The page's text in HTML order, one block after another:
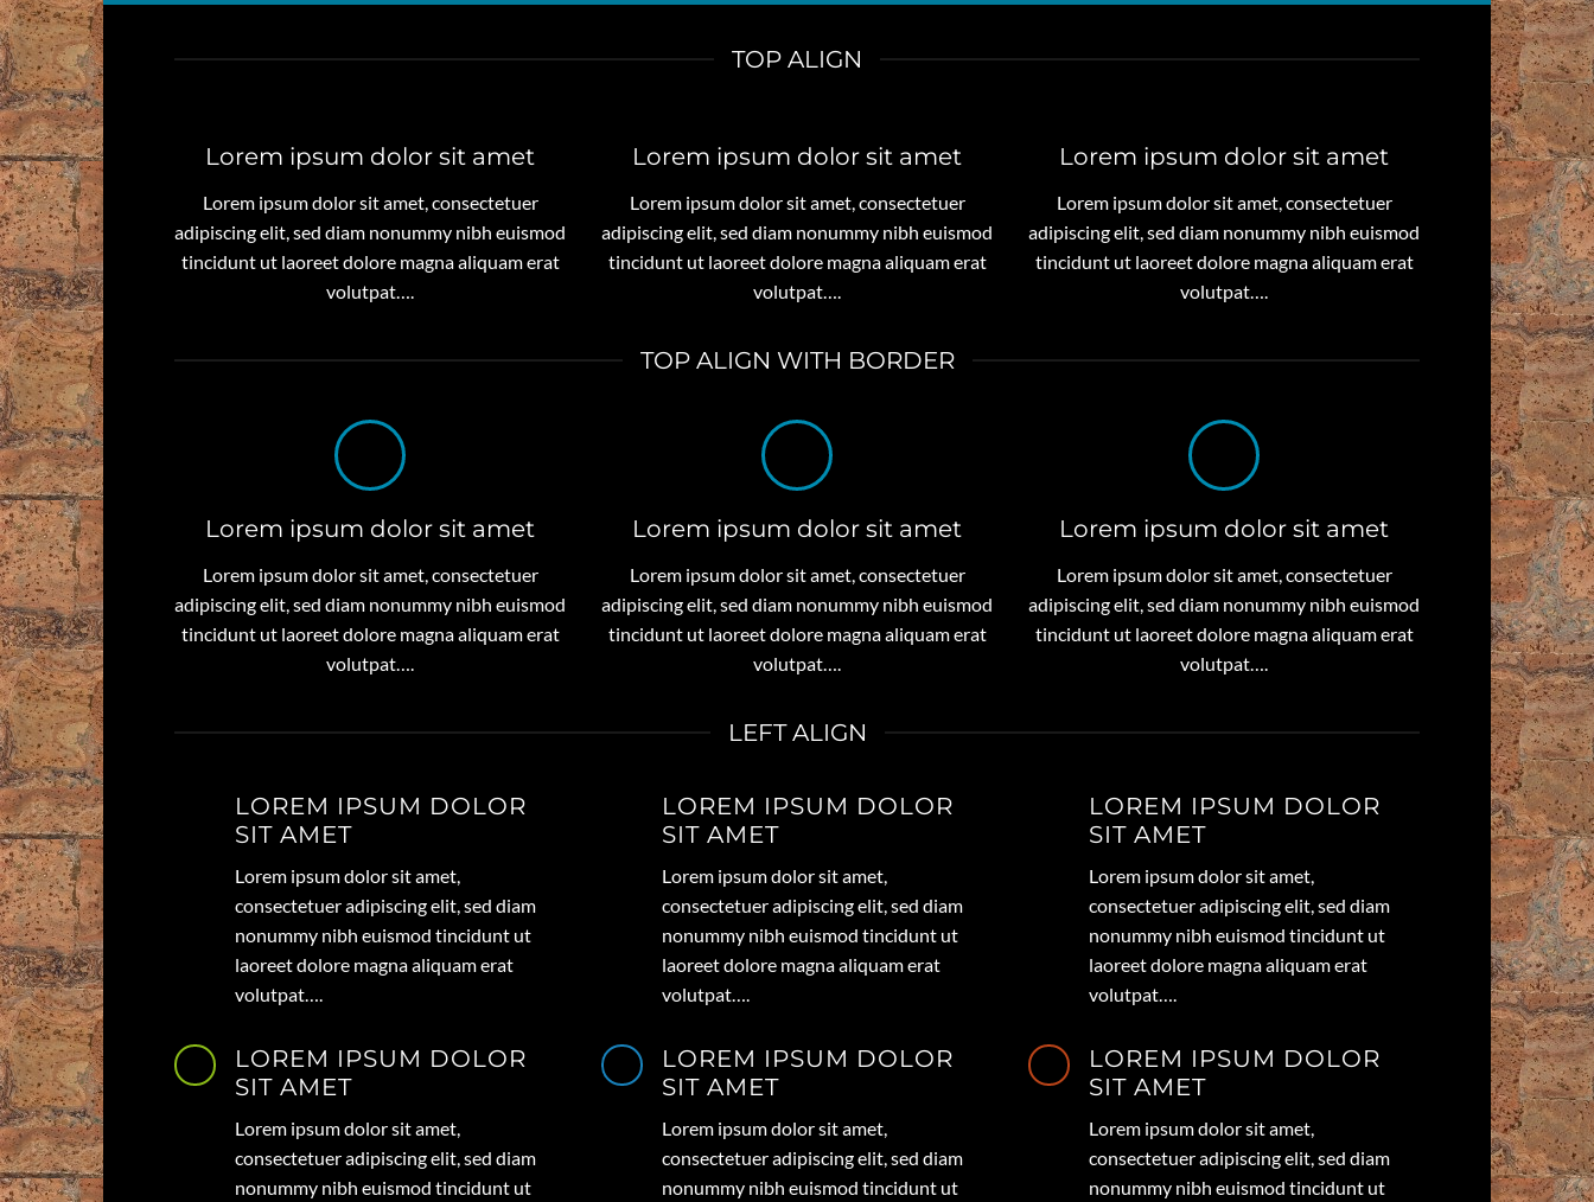
TOP ALIGN
Lorem ipsum dolor sit amet
Lorem ipsum dolor sit amet, consectetuer
adipiscing elit, sed diam nonummy nibh euismod
tincidunt ut laoreet dolore magna aliquam erat
volutpat….
Lorem ipsum dolor sit amet
Lorem ipsum dolor sit amet, consectetuer
adipiscing elit, sed diam nonummy nibh euismod
tincidunt ut laoreet dolore magna aliquam erat
volutpat….
Lorem ipsum dolor sit amet
Lorem ipsum dolor sit amet, consectetuer
adipiscing elit, sed diam nonummy nibh euismod
tincidunt ut laoreet dolore magna aliquam erat
volutpat….
TOP ALIGN WITH BORDER
Lorem ipsum dolor sit amet
Lorem ipsum dolor sit amet, consectetuer
adipiscing elit, sed diam nonummy nibh euismod
tincidunt ut laoreet dolore magna aliquam erat
volutpat….
Lorem ipsum dolor sit amet
Lorem ipsum dolor sit amet, consectetuer
adipiscing elit, sed diam nonummy nibh euismod
tincidunt ut laoreet dolore magna aliquam erat
volutpat….
Lorem ipsum dolor sit amet
Lorem ipsum dolor sit amet, consectetuer
adipiscing elit, sed diam nonummy nibh euismod
tincidunt ut laoreet dolore magna aliquam erat
volutpat….
LEFT ALIGN
LOREM IPSUM DOLOR
SIT AMET
Lorem ipsum dolor sit amet,
consectetuer adipiscing elit, sed diam
nonummy nibh euismod tincidunt ut
laoreet dolore magna aliquam erat
volutpat….
LOREM IPSUM DOLOR
SIT AMET
Lorem ipsum dolor sit amet,
consectetuer adipiscing elit, sed diam
nonummy nibh euismod tincidunt ut
laoreet dolore magna aliquam erat
volutpat….
LOREM IPSUM DOLOR
SIT AMET
Lorem ipsum dolor sit amet,
consectetuer adipiscing elit, sed diam
nonummy nibh euismod tincidunt ut
laoreet dolore magna aliquam erat
volutpat….
LOREM IPSUM DOLOR
SIT AMET
Lorem ipsum dolor sit amet,
consectetuer adipiscing elit, sed diam
nonummy nibh euismod tincidunt ut
LOREM IPSUM DOLOR
SIT AMET
Lorem ipsum dolor sit amet,
consectetuer adipiscing elit, sed diam
nonummy nibh euismod tincidunt ut
LOREM IPSUM DOLOR
SIT AMET
Lorem ipsum dolor sit amet,
consectetuer adipiscing elit, sed diam
nonummy nibh euismod tincidunt ut